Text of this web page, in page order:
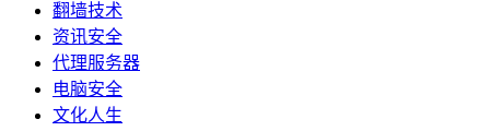
翻墙技术
资讯安全
代理服务器
电脑安全
文化人生